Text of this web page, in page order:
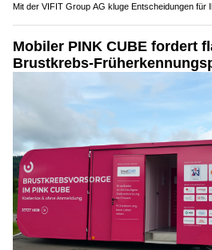
Mit der VIFIT Group AG kluge Entscheidungen für
Mobiler PINK CUBE fordert
Brustkrebs-